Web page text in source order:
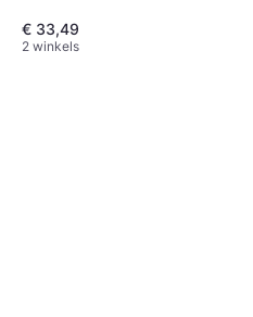
€ 33,49
2 winkels